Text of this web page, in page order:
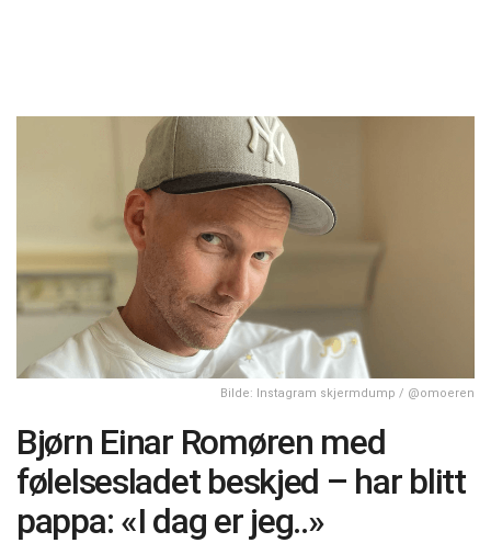
Bilde: Instagram skjermdump / @omoeren
Bjørn Einar Romøren med
følelsesladet beskjed – har blitt
pappa: «I dag er jeg..»